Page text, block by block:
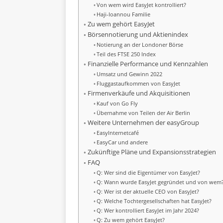
Von wem wird EasyJet kontrolliert?
Haji-Ioannou Familie
Zu wem gehört EasyJet
Börsennotierung und Aktienindex
Notierung an der Londoner Börse
Teil des FTSE 250 Index
Finanzielle Performance und Kennzahlen
Umsatz und Gewinn 2022
Fluggastaufkommen von EasyJet
Firmenverkäufe und Akquisitionen
Kauf von Go Fly
Übernahme von Teilen der Air Berlin
Weitere Unternehmen der easyGroup
EasyInternetcafé
EasyCar und andere
Zukünftige Pläne und Expansionsstrategien
FAQ
Q: Wer sind die Eigentümer von EasyJet?
Q: Wann wurde EasyJet gegründet und von
Q: Wer ist der aktuelle CEO von EasyJet?
Q: Welche Tochtergesellschaften hat EasyJet?
Q: Wer kontrolliert EasyJet im Jahr 2024?
Q: Zu wem gehört EasyJet?